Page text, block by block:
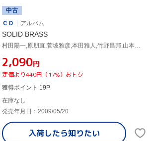
中古
ＣＤ
アルバム
SOLID BRASS
村田陽一,原朋直,菅坡雅彦,本田雅人,竹野昌邦,山本拓夫,関島岳郎,佐藤潔
¥2,090円
定価より440円（17%）おトク
獲得ポイント 19P
在庫なし
発売年月日：2009/05/20
入荷したら知りたい